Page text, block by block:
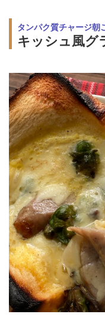
タンパク質チャージ
キッシュ風グ